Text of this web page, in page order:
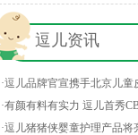
逗儿资讯
·逗儿品牌官宣携手北京儿童
·有颜有料有实力 逗儿首秀
·逗儿猪猪侠婴童护理产品将